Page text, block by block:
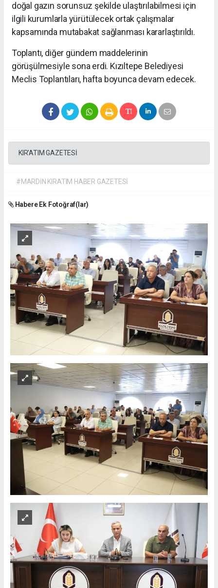
doğal gazın sorunsuz şekilde ulaştırılabilmesi için
ilgili kurumlarla yürütülecek ortak çalışmalar
kapsamında mutabakat sağlanması kararlaştırıldı.
Toplantı, diğer gündem maddelerinin
görüşülmesiyle sona erdi. Kızıltepe Belediyesi
Meclis Toplantıları, hafta boyunca devam edecek.
KIR'ATIM GAZETESİ
#MARDİN KIRATIM HABER GAZETESİ
Habere Ek Fotoğraf(lar)